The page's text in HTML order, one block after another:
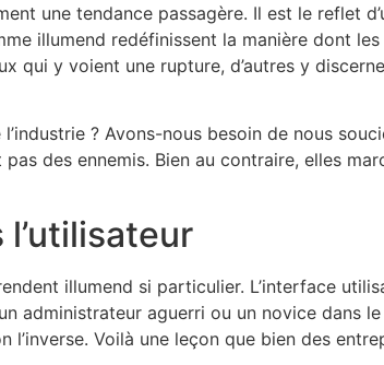
une tendance passagère. Il est le reflet
illumend redéfinissent la manière dont
qui y voient une rupture, d’autres y
? Avons-nous besoin de nous
des ennemis. Bien au contraire, elles
illumend si particulier. L’interface
administrateur aguerri ou un novice dans
l’inverse. Voilà une leçon que bien des